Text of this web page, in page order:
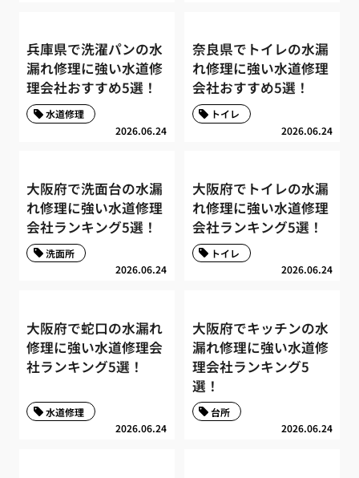
兵庫県で洗濯パンの水
漏れ修理に強い水道修
理会社おすすめ5選！
2026.06.24
水道修理
奈良県でトイレの水漏
れ修理に強い水道修理
会社おすすめ5選！
2026.06.24
トイレ
大阪府で洗面台の水漏
れ修理に強い水道修理
会社ランキング5選！
2026.06.24
洗面所
大阪府でトイレの水漏
れ修理に強い水道修理
会社ランキング5選！
2026.06.24
トイレ
大阪府で蛇口の水漏れ
修理に強い水道修理会
社ランキング5選！
2026.06.24
水道修理
大阪府でキッチンの水
漏れ修理に強い水道修
理会社ランキング5
選！
2026.06.24
台所